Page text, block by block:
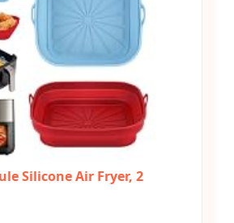
Silicone Air Fryer, 2